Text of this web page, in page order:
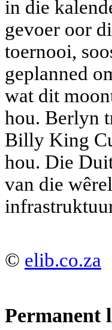
in die
gevoer oor
toernooi,
geplanned
wat dit
hou. Berlyn
Billy King
hou. Die
van die
© elib.co.za
Permanent